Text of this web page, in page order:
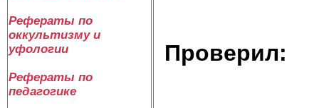
Рефераты по
оккультизму и
уфологии
Рефераты по
педагогике
Проверил: